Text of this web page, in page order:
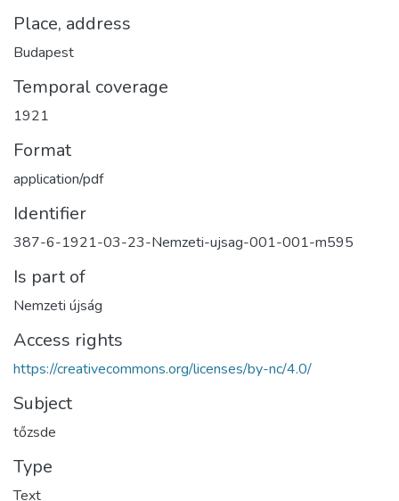
Place, address
Budapest
Temporal coverage
1921
Format
application/pdf
Identifier
387-6-1921-03-23-Nemzeti-ujsag-001-001-m595
Is part of
Nemzeti újság
Access rights
https://creativecommons.org/licenses/by-nc/4.0/
Subject
tőzsde
Type
Text